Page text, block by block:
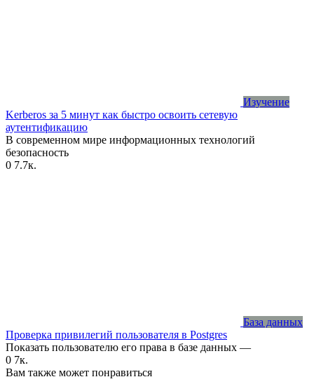
Изучение
Kerberos за 5 минут как быстро освоить сетевую
аутентификацию
В современном мире информационных технологий
безопасность
0 7.7к.
База данных
Проверка привилегий пользователя в Postgres
Показать пользователю его права в базе данных —
0 7к.
Вам также может понравиться